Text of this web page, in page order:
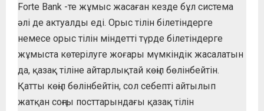
Forte Bank -те жұмыс жасаған кезде бұл система
әлі де актуалды еді. Орыс тілін білетіндерге
немесе орыс тілін міндетті түрде білетіндерге
жұмыста көтерілуге жоғары мүмкіндік жасалатын
да, қазақ тіліне айтарлықтай көңіл бөлінбейтін.
Қатты көңіл бөлінбейтін, сол себепті айтылып
жатқан соңғы посттарындағы қазақ тілін